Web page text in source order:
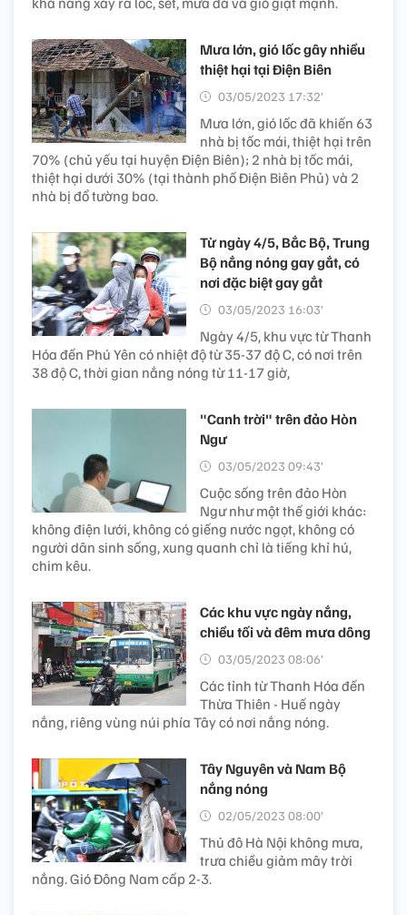
Mưa lớn, gió lốc gây nhiều
thiệt hại tại Điện Biên
03/05/2023 17:32’
Mưa lớn, gió lốc đã khiến 63
nhà bị tốc mái, thiệt hại trên
70% (chủ yếu tại huyện Điện Biên); 2 nhà bị tốc mái,
thiệt hại dưới 30% (tại thành phố Điện Biên Phủ) và 2
nhà bị đổ tường bao.
Từ ngày 4/5, Bắc Bộ, Trung
Bộ nắng nóng gay gắt, có
nơi đặc biệt gay gắt
03/05/2023 16:03’
Ngày 4/5, khu vực từ Thanh
Hóa đến Phú Yên có nhiệt độ từ 35-37 độ C, có nơi trên
38 độ C, thời gian nắng nóng từ 11-17 giờ,
"Canh trời" trên đảo Hòn
Ngư
03/05/2023 09:43’
Cuộc sống trên đảo Hòn
Ngư như một thế giới khác:
không điện lưới, không có giếng nước ngọt, không có
người dân sinh sống, xung quanh chỉ là tiếng khỉ hú,
chim kêu.
Các khu vực ngày nắng,
chiều tối và đêm mưa dông
03/05/2023 08:06’
Các tỉnh từ Thanh Hóa đến
Thừa Thiên - Huế ngày
nắng, riêng vùng núi phía Tây có nơi nắng nóng.
Tây Nguyên và Nam Bộ
nắng nóng
02/05/2023 08:00’
Thủ đô Hà Nội không mưa,
trưa chiều giảm mây trời
nắng. Gió Đông Nam cấp 2-3.